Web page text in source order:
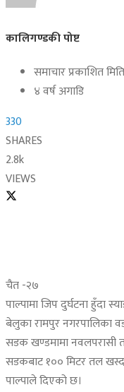
कालिगण्डकी पोष्ट
समाचार प्रकाशित
४ वर्ष अगाडि
330
SHARES
2.8k
VIEWS
चैत -२७
पाल्पामा जिप दुर्घटना हुँदा
बेलुका रामपुर नगरपालिका
सडक खण्डमामा नवलपरासी
सडकबाट १०० मिटर तल
पाल्पाले दिएको छ।